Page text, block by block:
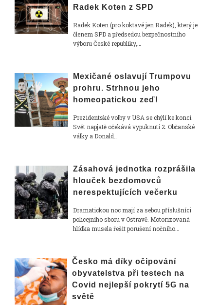
Radek Koten z SPD
Radek Koten (pro koktavé jen Radek), který je
členem SPD a předsedou bezpečnostního
výboru České republiky,…
Mexičané oslavují Trumpovu
prohru. Strhnou jeho
homeopatickou zeď!
Prezidentské volby v USA se chýlí ke konci.
Svět napjatě očekává vypuknutí 2. Občanské
války a Donald…
Zásahová jednotka rozprášila
hlouček bezdomovců
nerespektujících večerku
Dramatickou noc mají za sebou příslušníci
policejního sboru v Ostravě. Motorizovaná
hlídka musela řešit porušení nočního…
Česko má díky očipování
obyvatelstva při testech na
Covid nejlepší pokrytí 5G na
světě